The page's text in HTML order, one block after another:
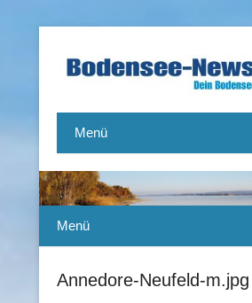
Bodensee-News.de
Menü
Menü
Annedore-Neufeld-m.jpg